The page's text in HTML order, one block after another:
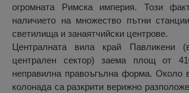
огромната Римска империя. Този
наличието на множество пътни
светилища и занаятчийски центрове.
Централната вила край Павликени
централен сектор) заема площ от
неправилна правоъгълна форма. Около
колонада са разкрити верижно